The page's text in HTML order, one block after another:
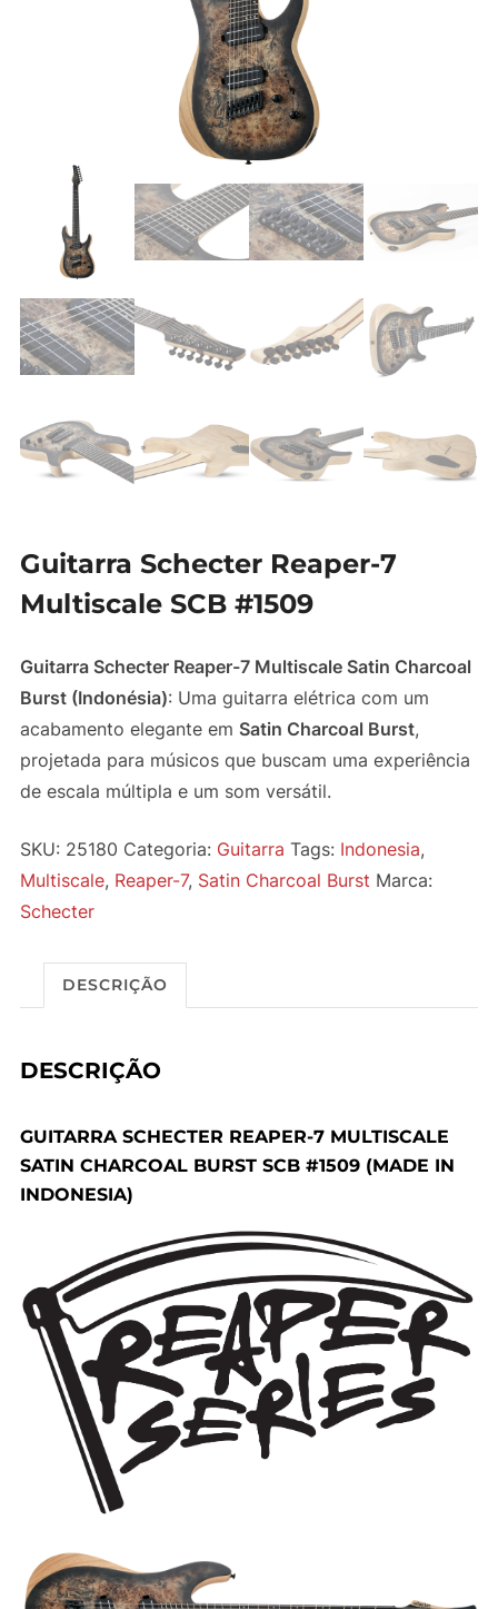
Guitarra Schecter Reaper-7
Multiscale SCB #1509
Guitarra Schecter Reaper-7 Multiscale Satin Charcoal
Burst (Indonésia): Uma guitarra elétrica com um
acabamento elegante em Satin Charcoal Burst,
projetada para músicos que buscam uma experiência
de escala múltipla e um som versátil.
SKU: 25180 Categoria: Guitarra Tags: Indonesia,
Multiscale, Reaper-7, Satin Charcoal Burst Marca:
Schecter
DESCRIÇÃO
DESCRIÇÃO
GUITARRA SCHECTER REAPER-7 MULTISCALE
SATIN CHARCOAL BURST SCB #1509 (MADE IN
INDONESIA)